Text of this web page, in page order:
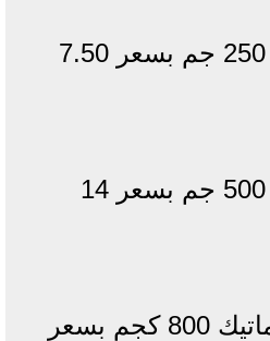
14- جبنة تتراباك 250 جم بسعر 7.50
15- جبنة تتراباك 500 جم بسعر 14
16- مسحوق أتوماتيك 800 كجم بسعر